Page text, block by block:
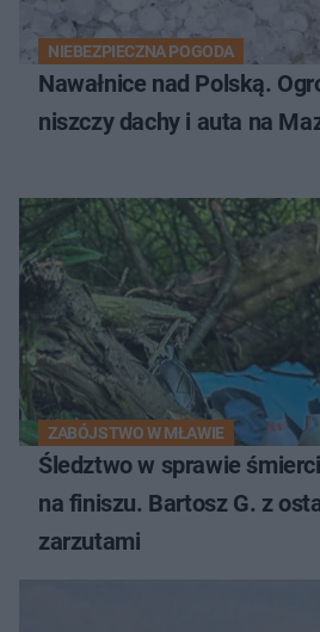
NIEBEZPIECZNA POGODA
Nawałnice nad Polską.
niszczy dachy i auta na
ZABÓJSTWO W MŁAWIE
Śledztwo w sprawie
na finiszu. Bartosz G. z
zarzutami